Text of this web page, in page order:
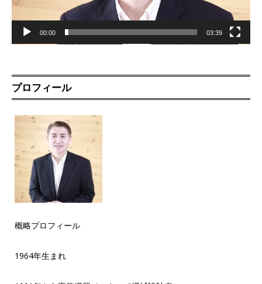
00:00 03:39
プロフィール
概略プロフィール
1964年生まれ